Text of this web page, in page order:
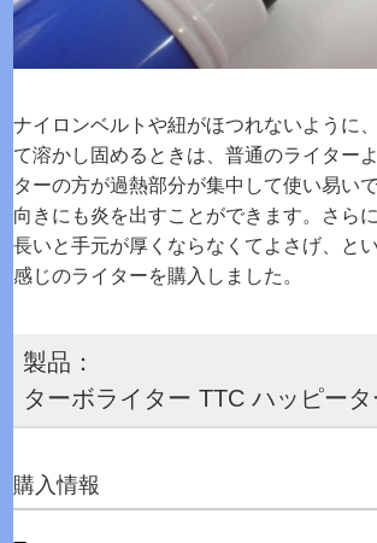
ナイロンベルトや紐がほつれないように
て溶かし固めるときは、普通のライター
ターの方が過熱部分が集中して使い易い
向きにも炎を出すことができます。さら
長いと手元が厚くならなくてよさげ、と
感じのライターを購入しました。
製品：
ターボライター TTC ハッピー
購入情報